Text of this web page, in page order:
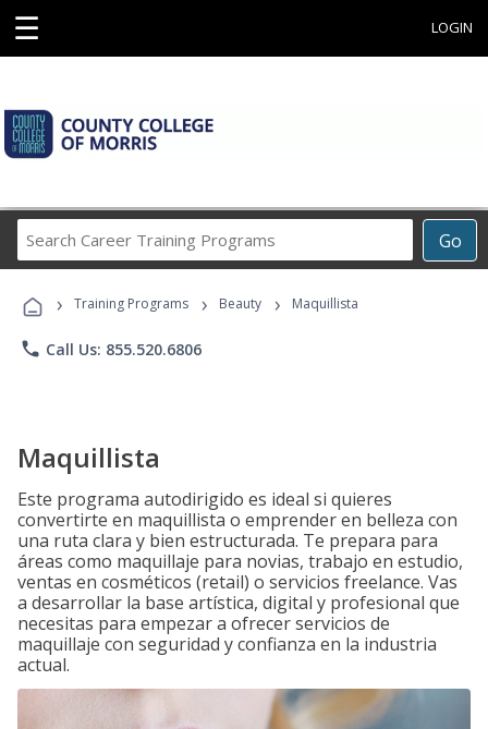
☰ LOGIN
Go
Career
Programs
› Training Programs › Beauty › Maquillista
phone Call Us: 855.520.6806
Maquillista
Este programa autodirigido es ideal si quieres
convertirte en maquillista o emprender en belleza con
una ruta clara y bien estructurada. Te prepara para
áreas como maquillaje para novias, trabajo en estudio,
ventas en cosméticos (retail) o servicios freelance. Vas
a desarrollar la base artística, digital y profesional que
necesitas para empezar a ofrecer servicios de
maquillaje con seguridad y confianza en la industria
actual.